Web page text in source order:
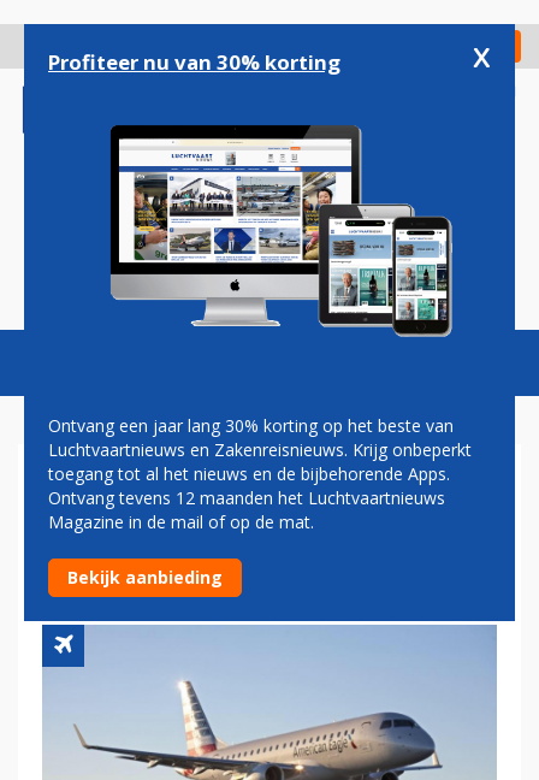
gaan
Check in
Magazine Podcasts Vacatures
EMBRAER BEREIKT MIJLPAAL
MET AFLEVERING 1.400STE
E-JET
Profiteer nu van 30% korting x
Ontvang een jaar lang 30% korting op het beste van
Luchtvaartnieuws en Zakenreisnieuws. Krijg onbeperkt
toegang tot al het nieuws en de bijbehorende Apps.
Ontvang tevens 12 maanden het Luchtvaartnieuws
Magazine in de mail of op de mat.
Bekijk aanbieding